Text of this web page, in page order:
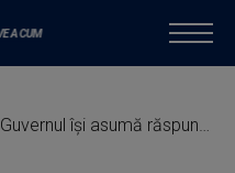
Guvernul își asumă răspunderea pe cinci proiecte din pachetul doi de reformă. Parlamentul se reunește azi